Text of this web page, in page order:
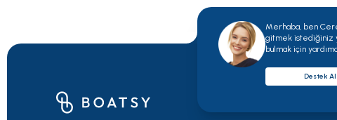
Merhaba, ben
gitmek istediğiniz
bulmak için
Destek Al